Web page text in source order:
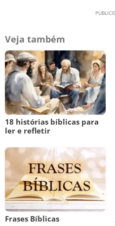
Veja também
18 histórias bíblicas para
ler e refletir
Frases Bíblicas